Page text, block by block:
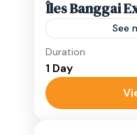
Îles Banggai
See
Vivez une
îles Banggai
journée
heures du
Duration
1 Day